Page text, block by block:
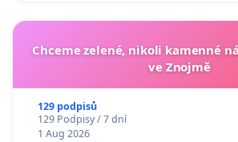
Chceme zelené, nikoli kamenné
ve Znojmě
129 podpisů
129 Podpisy / 7 dní
1 Aug 2026